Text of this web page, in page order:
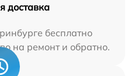
доставка
бесплатно
на ремонт и обратно.